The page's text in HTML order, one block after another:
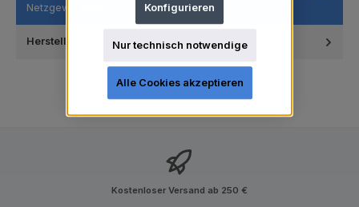
Netzgew…
Hersteller
Kostenloser Versand ab 250 €
Nur technisch notwendige
Konfigurieren
Alle Cookies akzeptieren